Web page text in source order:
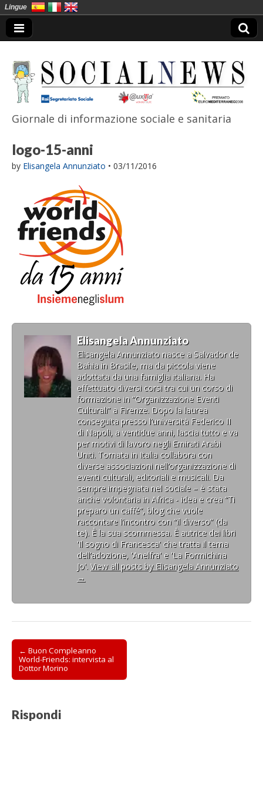
SocialNews
Giornale di informazione sociale e sanitaria
logo-15-anni
by Elisangela Annunziato • 03/11/2016
Elisangela Annunziato
Elisangela Annunziato nasce a Salvador de
Bahia in Brasile, ma da piccola viene
adottata da una famiglia italiana. Ha
effettuato diversi corsi tra cui un corso di
formazione in “Organizzazione Eventi
Culturali” a Firenze. Dopo la laurea
conseguita presso l’università Federico II
di Napoli, a ventidue anni, lascia tutto e va
per motivi di lavoro negli Emirati Arabi
Uniti. Tornata in Italia collabora con
diverse associazioni nell’organizzazione di
eventi culturali, editoriali e musicali. Da
sempre impegnata nel sociale – è stata
anche volontaria in Africa - idea e crea “Ti
preparo un caffé”, blog che vuole
raccontare l’incontro con “il diverso” (da
te). È la sua scommessa. È autrice dei libri
'Il sogno di Francesca' che tratta il tema
dell’adozione, 'Anelfra' e 'La Formichina
Jo'. View all posts by Elisangela Annunziato
→
Post
navigation
← Buon Compleanno
World-Friends: intervista al
Dottor Morino
Rispondi
Lingue